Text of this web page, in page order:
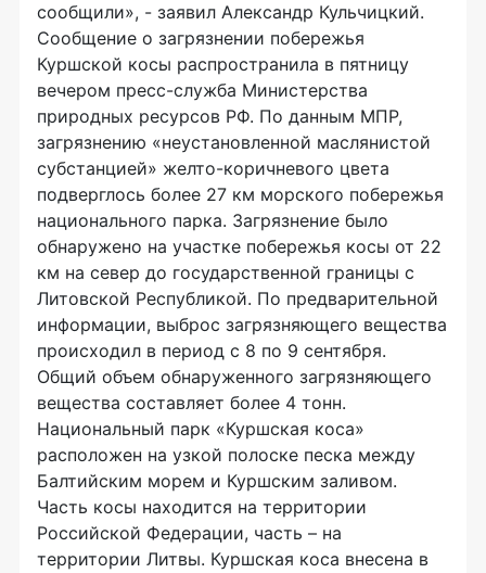
сообщили», - заявил Александр Кульчицкий.
Сообщение о загрязнении побережья
Куршской косы распространила в пятницу
вечером пресс-служба Министерства
природных ресурсов РФ. По данным МПР,
загрязнению «неустановленной маслянистой
субстанцией» желто-коричневого цвета
подверглось более 27 км морского побережья
национального парка. Загрязнение было
обнаружено на участке побережья косы от 22
км на север до государственной границы с
Литовской Республикой. По предварительной
информации, выброс загрязняющего вещества
происходил в период с 8 по 9 сентября.
Общий объем обнаруженного загрязняющего
вещества составляет более 4 тонн.
Национальный парк «Куршская коса»
расположен на узкой полоске песка между
Балтийским морем и Куршским заливом.
Часть косы находится на территории
Российской Федерации, часть – на
территории Литвы. Куршская коса внесена в